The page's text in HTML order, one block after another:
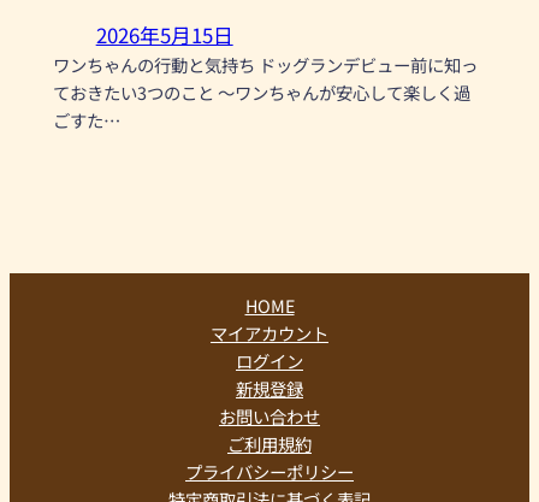
2026年5月15日
ワンちゃんの行動と気持ち ドッグランデビュー前に知っ
ておきたい3つのこと 〜ワンちゃんが安心して楽しく過
ごすた…
HOME
マイアカウント
ログイン
新規登録
お問い合わせ
ご利用規約
プライバシーポリシー